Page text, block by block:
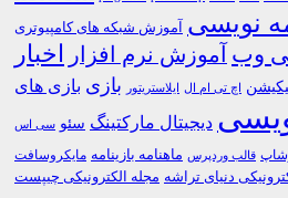
نویسی آموزش شبکه های کامپیوتری
وب آموزش نرم افزار اخبار
اچ تی ام ال ایلاستریتور بازی بازی های
دیجیتال مارکتینگ سئو سی اس
قالب وردپرس ماهنامه بازینامه مایکروسافت
دنیای تراشه مجله الکترونیکی چیپست